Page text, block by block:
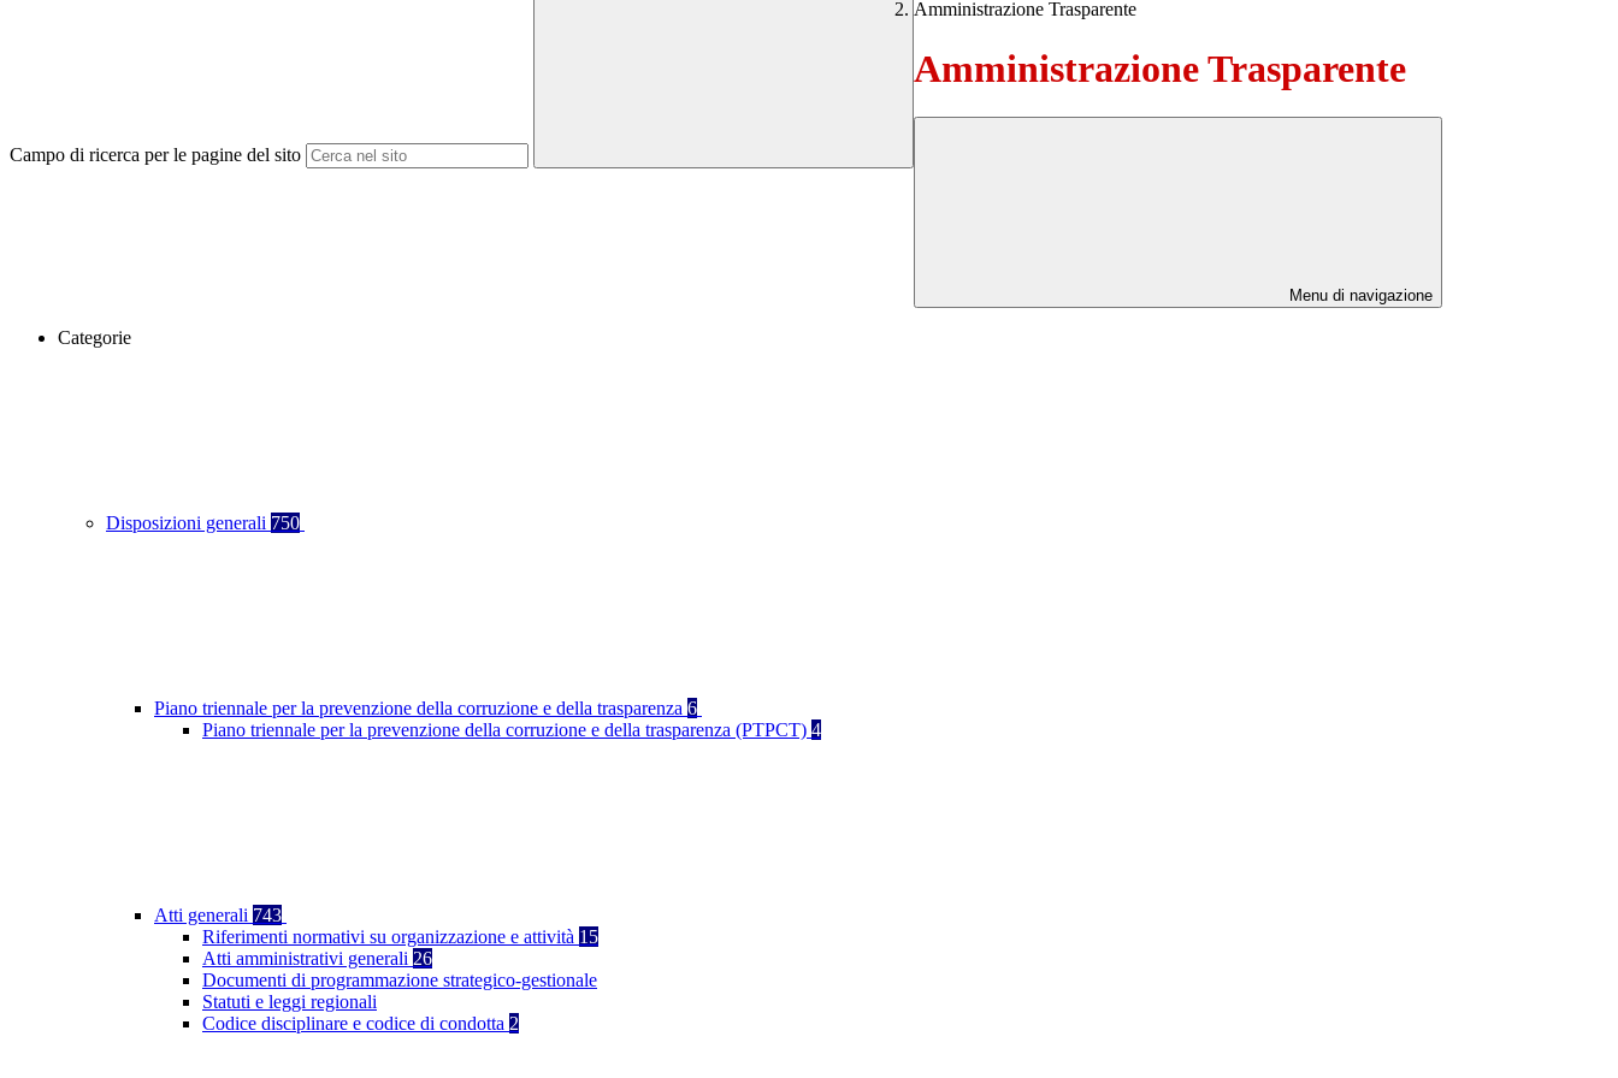
Campo di ricerca per le pagine del sito
Amministrazione Trasparente
Amministrazione Trasparente
Menu di navigazione
Categorie
Disposizioni generali 750
Piano triennale per la prevenzione della corruzione e della trasparenza 6
Piano triennale per la prevenzione della corruzione e della trasparenza (PTPCT) 4
Atti generali 743
Riferimenti normativi su organizzazione e attività 15
Atti amministrativi generali 26
Documenti di programmazione strategico-gestionale
Statuti e leggi regionali
Codice disciplinare e codice di condotta 2